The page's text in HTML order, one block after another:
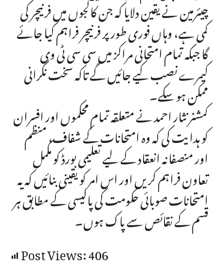
چیئرمین نے یقین دلایا کہ جن کالجوں میں فرنیچر کی
کمی ہے، وہاں فوری طور پر فرنیچر فراہم کیا جائے
گا جبکہ تمام امتحانی مراکز میں سی سی ٹی وی
کیمرے نصب کیے جائیں گے تاکہ سخت نگرانی
ممکن ہو سکے۔
کمشنر نثار احمد نے متعلقہ تمام محکموں اور افسران
کو ہدایت کی کہ وہ امتحانات کے شفاف، منظم
اور منصفانہ انعقاد کے لیے تعلیمی بورڈ کو مکمل
تعاون فراہم کریں اور اس امر کو یقینی بنائیں کہ یہ
امتحانات صوبائی حکومت کی پالیسی کے مطابق ہر
قسم کے نقائص سے پاک ہوں۔
Post Views:406